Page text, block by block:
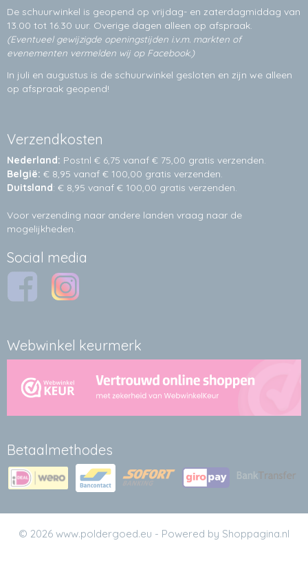
De schuurwinkel is geopend op vrijdag- en zaterdagmiddag van
13.00 tot 16.30 uur. Overige dagen alleen op afspraak.
(Eventueel gewijzigde openingstijden i.v.m. markten of
evenementen vermelden wij op Facebook.)
In juli en augustus is de schuurwinkel gesloten en zijn we alleen
op afspraak geopend!
Verzendkosten
Nederland: Postnl € 6,75 vanaf € 75,00 gratis verzenden.
België: € 8,95 vanaf € 100,00 gratis verzenden.
Duitsland: € 8,95 vanaf € 100,00 gratis verzenden.
Voor verzending naar andere landen vraag naar de
mogelijkheden.
Social media
Webwinkel keurmerk
Betaalmethodes
© 2026 www.poldergoed.eu - Powered by Shoppagina.nl